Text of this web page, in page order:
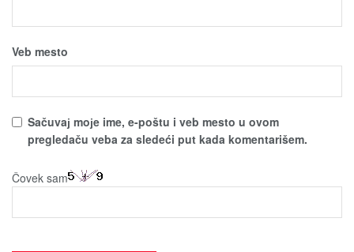
Veb mesto
Sačuvaј moјe ime, e-poštu i veb mesto u ovom
pregledaču veba za sledeći put kada komentarišem.
Čovek sam